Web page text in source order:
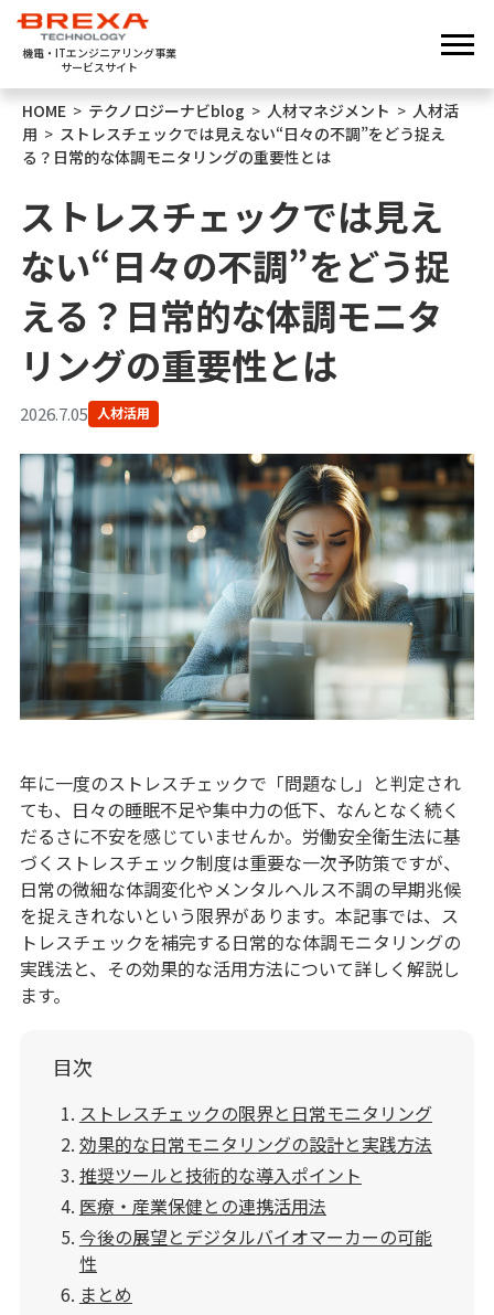
機電・ITエンジニアリング事業
サービスサイト
HOME > テクノロジーナビblog > 人材マネジメント > 人材活
用 > ストレスチェックでは見えない“日々の不調”をどう捉え
る？日常的な体調モニタリングの重要性とは
ストレスチェックでは見え
ない“日々の不調”をどう捉
える？日常的な体調モニタ
リングの重要性とは
2026.7.05 人材活用
年に一度のストレスチェックで「問題なし」と判定され
ても、日々の睡眠不足や集中力の低下、なんとなく続く
だるさに不安を感じていませんか。労働安全衛生法に基
づくストレスチェック制度は重要な一次予防策ですが、
日常の微細な体調変化やメンタルヘルス不調の早期兆候
を捉えきれないという限界があります。本記事では、ス
トレスチェックを補完する日常的な体調モニタリングの
実践法と、その効果的な活用方法について詳しく解説し
ます。
目次
ストレスチェックの限界と日常モニタリング
効果的な日常モニタリングの設計と実践方法
推奨ツールと技術的な導入ポイント
医療・産業保健との連携活用法
今後の展望とデジタルバイオマーカーの可能
性
まとめ